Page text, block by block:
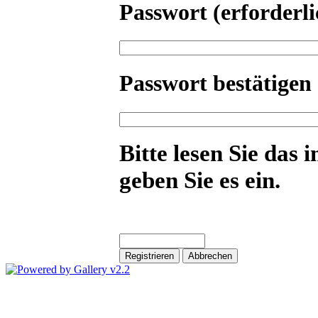
Passwort
Passwort bestätigen
Bitte lesen Sie das
geben Sie es ein.